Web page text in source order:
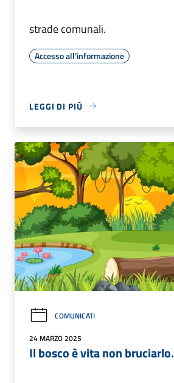
strade comunali.
Accesso all'informazione
LEGGI DI PIÙ
COMUNICATI
24 MARZO 2025
Il bosco è vita non bruciarlo.